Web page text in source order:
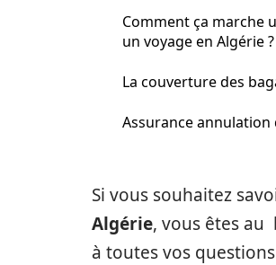
Comment ça marche
un voyage en Algérie ?
La couverture des
Assurance annulation
Si vous souhaitez
Algérie, vous êtes au
à toutes vos